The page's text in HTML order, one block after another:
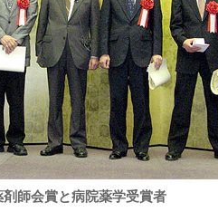
師会賞と病院薬学受賞者